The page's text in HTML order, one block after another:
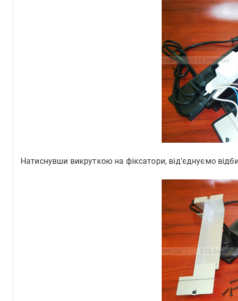
Натиснувши викруткою на фіксатори, від'єднуємо